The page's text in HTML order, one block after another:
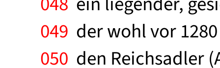
049 der wohl vor
050 den Reichsadler